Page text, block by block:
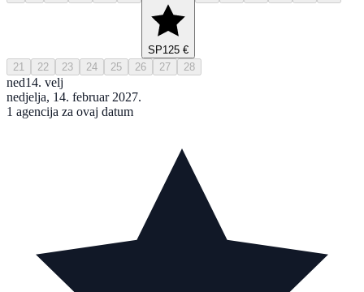
SP125 €
21 22 23 24 25 26 27 28
ned14. velj
nedjelja, 14. februar 2027.
1 agencija za ovaj datum